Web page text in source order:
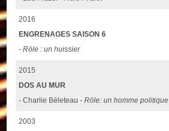
2016
ENGRENAGES SAISON 6
-Röle : un huissier
2015
DOS AU MUR
- Charlie Béleteau -Röle: un homme politique
2003